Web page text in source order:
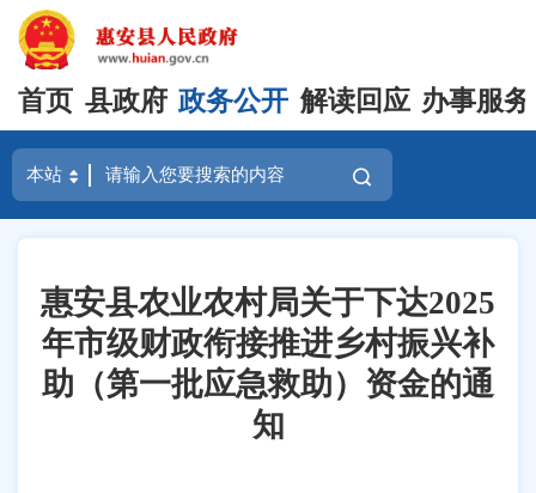
首页 县政府 政务公开 解读回应 办事服务
惠安县农业农村局关于下达2025
年市级财政衔接推进乡村振兴补
助（第一批应急救助）资金的通
知